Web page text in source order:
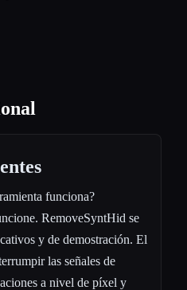
funciona?
RemoveSyntHid se
y de demostración. El
las señales de
a nivel de píxel y